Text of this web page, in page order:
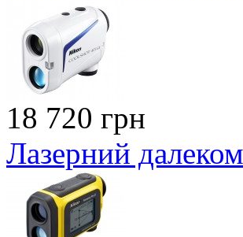
18 720 грн
Лазерний